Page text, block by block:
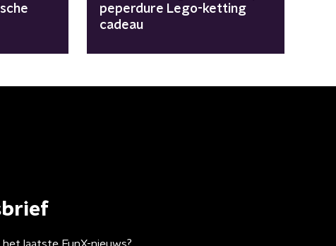
peperdure Lego-ketting
cadeau
laatste FunX-nieuws?